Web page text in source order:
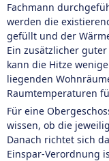
Fachmann
werden die
gefüllt und der
Ein zusätzlicher
kann die Hitze
liegenden
Raumtemperaturen
Für eine
wissen, ob die
Danach richtet sich
Einspar-Verordnung